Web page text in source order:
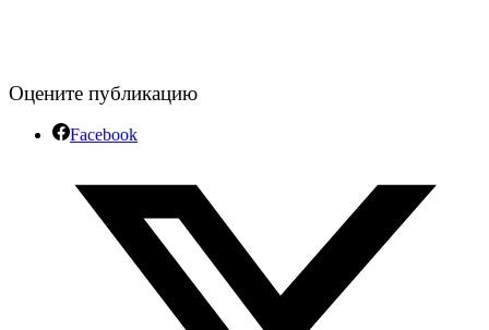
Оцените публикацию
Facebook